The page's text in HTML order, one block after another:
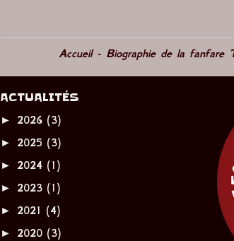
Accueil- Biographie de la fanfare
ACTUALITÉS
► 2026 (3)
► 2025 (3)
► 2024 (1)
► 2023 (1)
► 2021 (4)
► 2020 (3)